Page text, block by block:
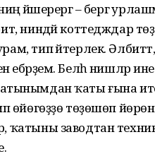
йәшерергә – бергә
ниндәй коттедждар
тип әйтерлек. Әлбиттә,
Белһә нишләр ине
ҡатынымдан ҡаты ғына
төҙөшөп
заводтан техника-